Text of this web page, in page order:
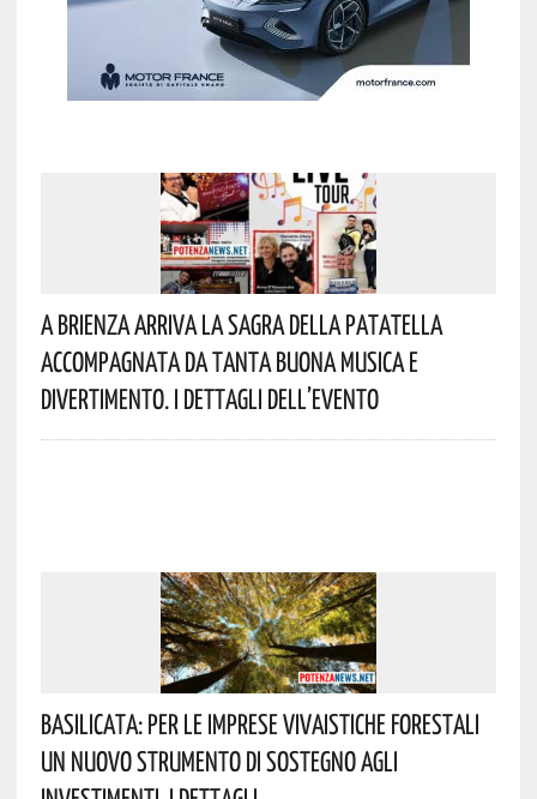
A Brienza Arriva La Sagra Della Patatella
Accompagnata Da Tanta Buona Musica E
Divertimento. I Dettagli Dell’evento
Basilicata: Per Le Imprese Vivaistiche Forestali
Un Nuovo Strumento Di Sostegno Agli